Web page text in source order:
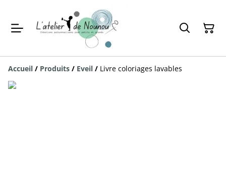
Accueil / Produits / Eveil / Livre coloriages lavables